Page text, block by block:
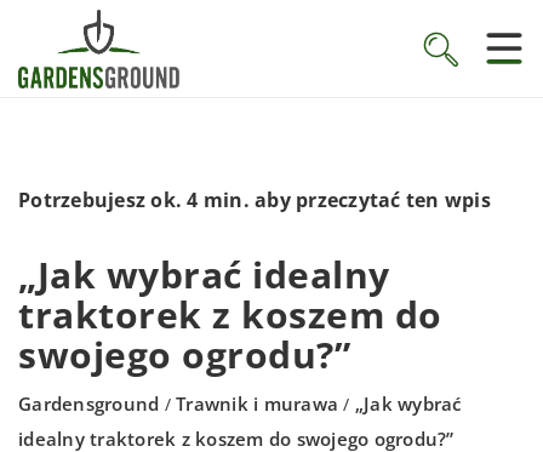
Potrzebujesz ok. 4 min. aby przeczytać ten wpis
„Jak wybrać idealny
traktorek z koszem do
swojego ogrodu?”
Gardensground / Trawnik i murawa / „Jak wybrać
idealny traktorek z koszem do swojego ogrodu?”